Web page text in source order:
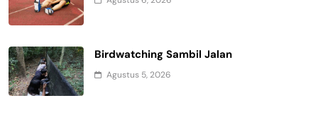
Birdwatching Sambil Jalan
Agustus 5, 2026